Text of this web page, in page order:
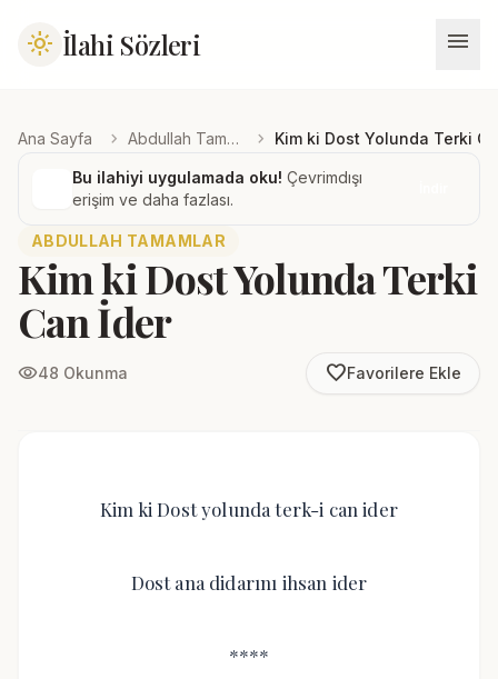
light_mode İlahi Sözleri menu
Ana Sayfa chevron_right Abdullah Tamamlar chevron_right Kim ki Dost Yolunda Terki
Bu ilahiyi uygulamada oku! Çevrimdışı
erişim ve daha fazlası.
ABDULLAH TAMAMLAR
Kim ki Dost Yolunda Terki
Can İder
visibility48 Okunma favorite_borderFavorilere Ekle
Kim ki Dost yolunda terk-i can ider
Dost ana didarını ihsan ider
****